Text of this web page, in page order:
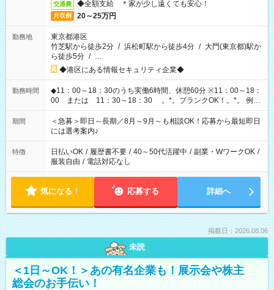
交通費 ◆全額支給 ＊家が少し遠くても安心！
月収例 20～25万円
勤務地
東京都港区
竹芝駅から徒歩2分 / 浜松町駅から徒歩4分 / 大門(東京都)駅か
ら徒歩5分 / …
◆港区にある情報セキュリティ企業◆
勤務時間
◆11：00～18：30のうち実働6時間、休憩60分 ※11：00～18：
00 または 11：30～18：30 。*。ブランクOK！。*。 例え
ば前職が、 在宅/財団法人/事務/コールセンター/受付/販売/カフェ
スタッフ スイーツ販売/ホテルフロント/化粧品販売/など 様々な
業界から入社して活躍されています♪
期間
＜急募＞即日～長期／8月～9月～も相談OK！応募から最短即日
には選考案内♪
特徴 日払いOK / 履歴書不要 / 40～50代活躍中 / 副業・WワークOK /
服装自由 / 電話対応なし
気になる！ 応募する 詳細へ
掲載日：2026.08.06
未読
＜1日～OK！＞あの有名企業も！展示会や株主
総会のお手伝い！